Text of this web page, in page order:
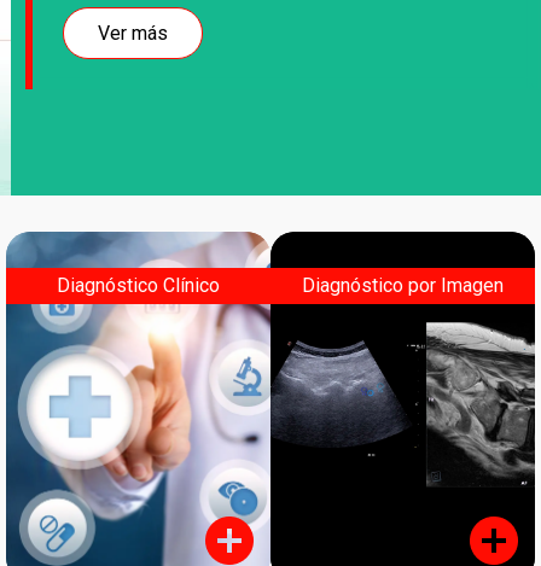
Informática médica
VHS
Diagnóstico por Imagen
Ecografía
Radiografía
Mamografía
Monitores Médicos
Ver más
Diagnóstico Clínico Diagnóstico por Imagen